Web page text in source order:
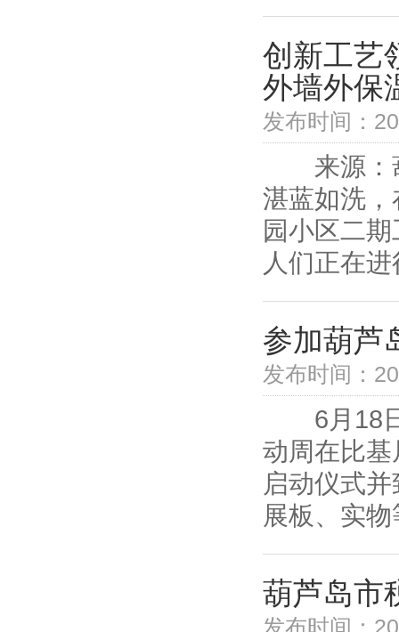
创新工艺
外墙外保
发布时间：
来源：
湛蓝如洗
园小区二
人们正在
参加葫芦
发布时间：
6月18日
动周在比
启动仪式
展板、实
葫芦岛市
发布时间：